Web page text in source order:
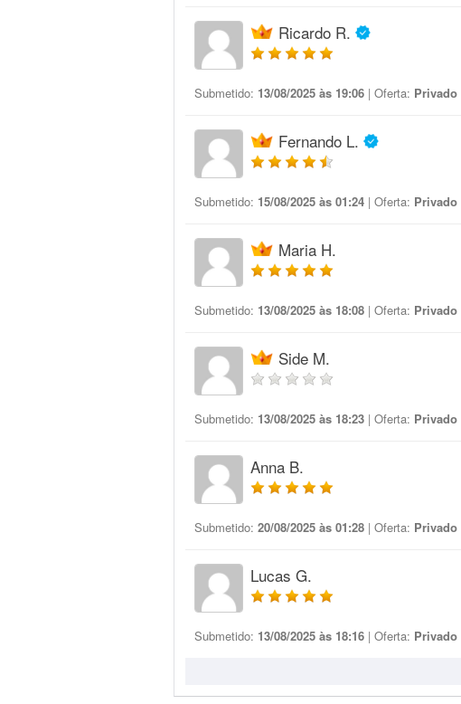
Ricardo R.
Submetido: 13/08/2025 às 19:06 | Oferta: Privado
Fernando L.
Submetido: 15/08/2025 às 01:24 | Oferta: Privado
Maria H.
Submetido: 13/08/2025 às 18:08 | Oferta: Privado
Side M.
Submetido: 13/08/2025 às 18:23 | Oferta: Privado
Anna B.
Submetido: 20/08/2025 às 01:28 | Oferta: Privado
Lucas G.
Submetido: 13/08/2025 às 18:16 | Oferta: Privado